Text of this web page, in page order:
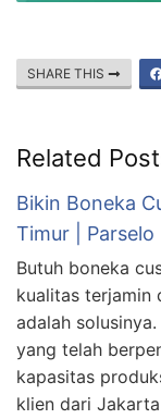
SHARE THIS
Related
Bikin Boneka
Timur | Parselo
Butuh boneka
kualitas terjamin
adalah
yang telah
kapasitas
klien dari